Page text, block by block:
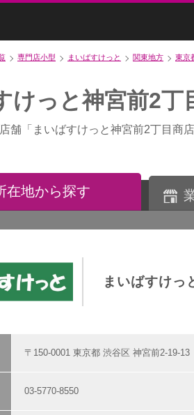
専門店小型 まいばすけっと 関東地方 東京
けっと神宮前2丁
舗「まいばすけっと神宮前2丁目商
在地から探す
まいばすけっ
〒150-0001 東京都 渋谷区 神宮前2-19-13
03-5770-8550